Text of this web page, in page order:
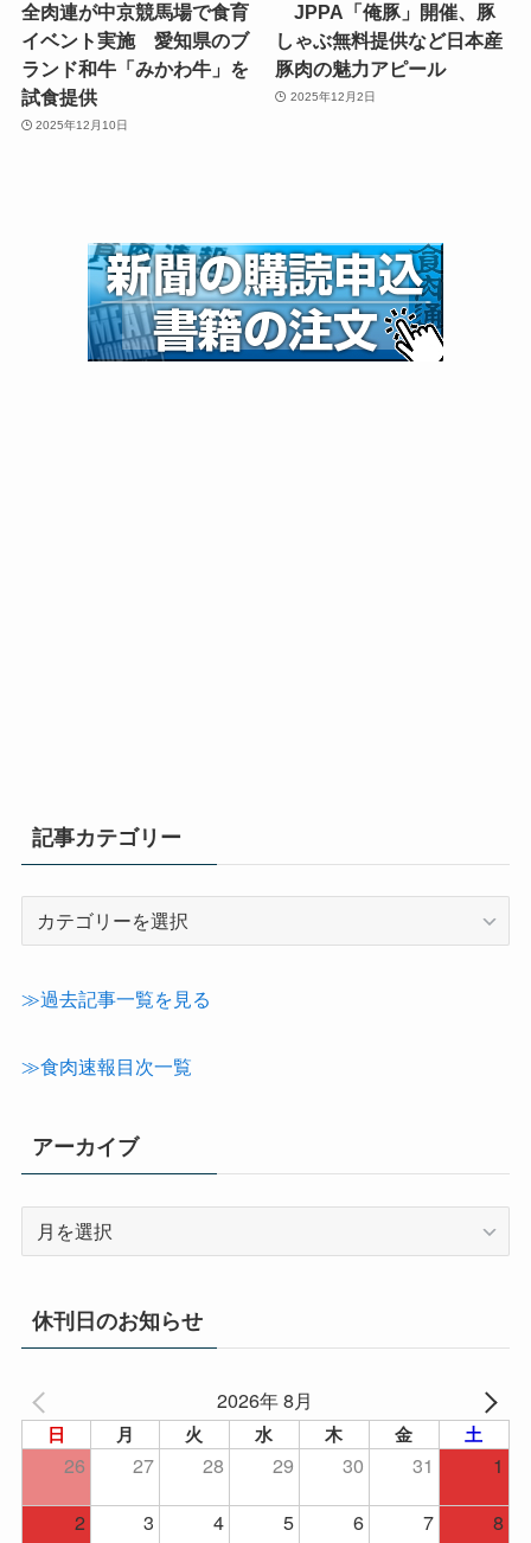
全肉連が中京競馬場で食育
イベント実施 愛知県のブ
ランド和牛「みかわ牛」を
試食提供
2025年12月10日
JPPA「俺豚」開催、豚
しゃぶ無料提供など日本産
豚肉の魅力アピール
2025年12月2日
記事カテゴリー
テ
≫過去記事一覧を見る
≫食肉速報目次一覧
アーカイブ
イ
ブ
休刊日のお知らせ
2026年 8月
日 月 火 水 木 金 土
26 27 28 29 30 31
1
2
3 4 5 6 7 8